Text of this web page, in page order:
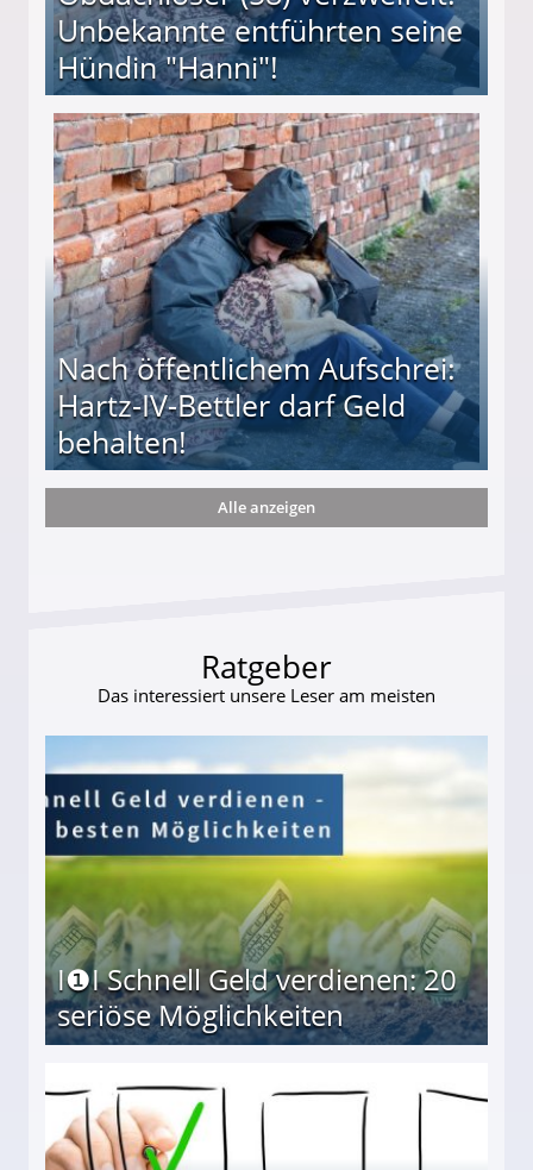
Unbekannte entführten seine
Hündin "Hanni"!
entführten seine Hündin "Hanni"!
Nach öffentlichem Aufschrei:
Hartz-IV-Bettler darf Geld
behalten!
darf Geld behalten!
Alle anzeigen
Ratgeber
Das interessiert unsere Leser am meisten
I❶I Schnell Geld verdienen: 20
seriöse Möglichkeiten